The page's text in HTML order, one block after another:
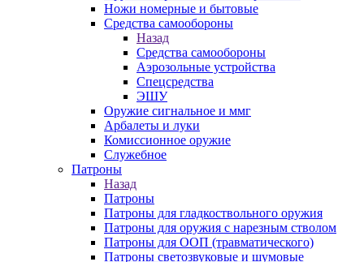
Ножи номерные и бытовые
Средства самообороны
Назад
Средства самообороны
Аэрозольные устройства
Спецсредства
ЭШУ
Оружие сигнальное и ммг
Арбалеты и луки
Комиссионное оружие
Служебное
Патроны
Назад
Патроны
Патроны для гладкоствольного оружия
Патроны для оружия с нарезным стволом
Патроны для ООП (травматического)
Патроны светозвуковые и шумовые